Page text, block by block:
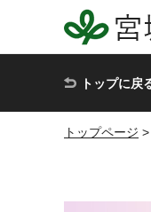
宮城県
トップに戻
トップページ >